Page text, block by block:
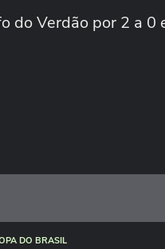
do Verdão por 2 a 0
DO BRASIL